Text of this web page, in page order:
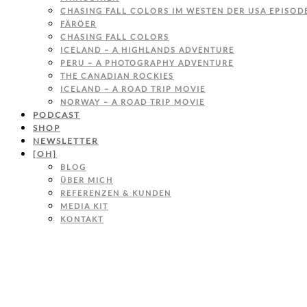
CHASING FALL COLORS IM WESTEN DER USA
FÄRÖER
CHASING FALL COLORS
ICELAND – A HIGHLANDS ADVENTURE
PERU – A PHOTOGRAPHY ADVENTURE
THE CANADIAN ROCKIES
ICELAND – A ROAD TRIP MOVIE
NORWAY – A ROAD TRIP MOVIE
PODCAST
SHOP
NEWSLETTER
[OH]
BLOG
ÜBER MICH
REFERENZEN & KUNDEN
MEDIA KIT
KONTAKT